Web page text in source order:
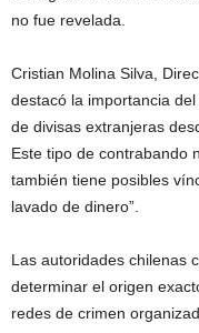
no fue revelada.
Cristian Molina Silva,
destacó la importancia
de divisas extranjeras
Este tipo de contrabando
también tiene posibles
lavado de dinero”.
Las autoridades chilenas
determinar el origen
redes de crimen